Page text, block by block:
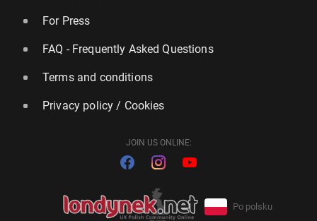
For Press
FAQ - Frequently Asked Questions
Terms and conditions
Privacy policy / Cookies
JOIN US ONLINE:
Po polsku